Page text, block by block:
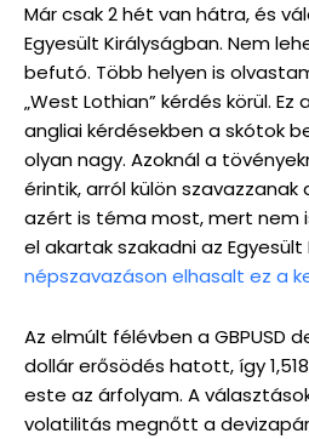
Már csak 2 hét van hátra, és
Egyesült Királyságban. Nem
befutó. Több helyen is
„West Lothian” kérdés körül. Ez
angliai kérdésekben a skótok
olyan nagy. Azoknál a
érintik, arról külön szavazzanak
azért is téma most, mert nem
el akartak szakadni az
népszavazáson elhasalt ez a
Az elmúlt félévben a GBPUSD
dollár erősödés hatott, így
este az árfolyam. A
volatilitás megnőtt a